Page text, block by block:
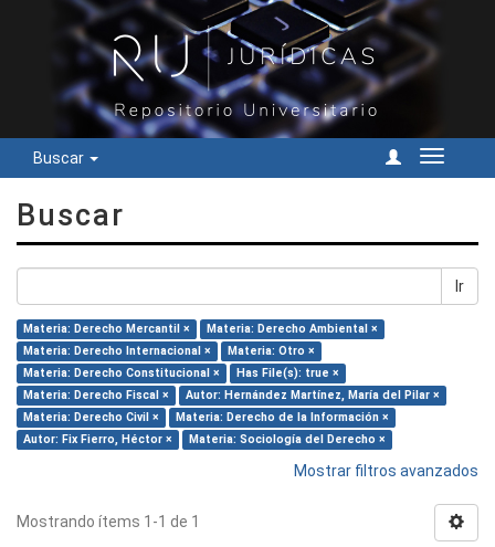
Buscar
Cambiar
Buscar
Ir
Materia: Derecho Mercantil ×
Materia: Derecho Ambiental ×
Materia: Derecho Internacional ×
Materia: Otro ×
Materia: Derecho Constitucional ×
Has File(s): true ×
Materia: Derecho Fiscal ×
Autor: Hernández Martínez, María del Pilar ×
Materia: Derecho Civil ×
Materia: Derecho de la Información ×
Autor: Fix Fierro, Héctor ×
Materia: Sociología del Derecho ×
Mostrar filtros avanzados
Mostrando ítems 1-1 de 1